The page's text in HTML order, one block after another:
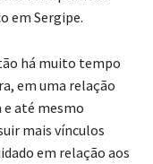
em Sergipe.
há muito tempo
em uma relação
e até mesmo
mais vínculos
em relação aos